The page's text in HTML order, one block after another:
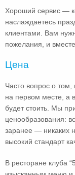
Хороший сервис —
наслаждаетесь
клиентами. Вам
пожелания, и
Цена
Часто вопрос о том,
на первом месте, а
будет стоить. Мы
ценообразования:
заранее — никаких
высокий стандарт
В ресторане клуба